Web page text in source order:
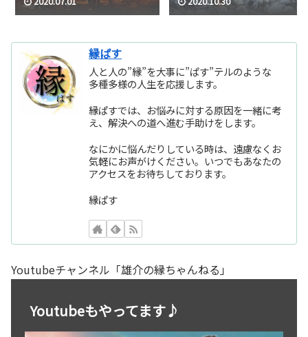
縁ぱす
人と人の”縁”を大事に”ぱす”テルのような
多種多様の人生を応援します。
縁ぱすでは、お悩みに対する原因を一緒に考
え、解決への道へ進む手助けをします。
なにかに悩んだりしている時は、遠慮なくお
気軽にお声がけください。いつでもあなたの
アクセスをお待ちしております。
縁ぱす
Youtubeチャンネル「雄介の縁ちゃんねる」
Youtubeもやってます♪